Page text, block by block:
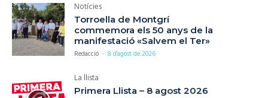
Notícies
Torroella de Montgrí
commemora els 50 anys de la
manifestació «Salvem el Ter»
Redacció - 8 d'agost de 2026
La llista
Primera Llista – 8 agost 2026